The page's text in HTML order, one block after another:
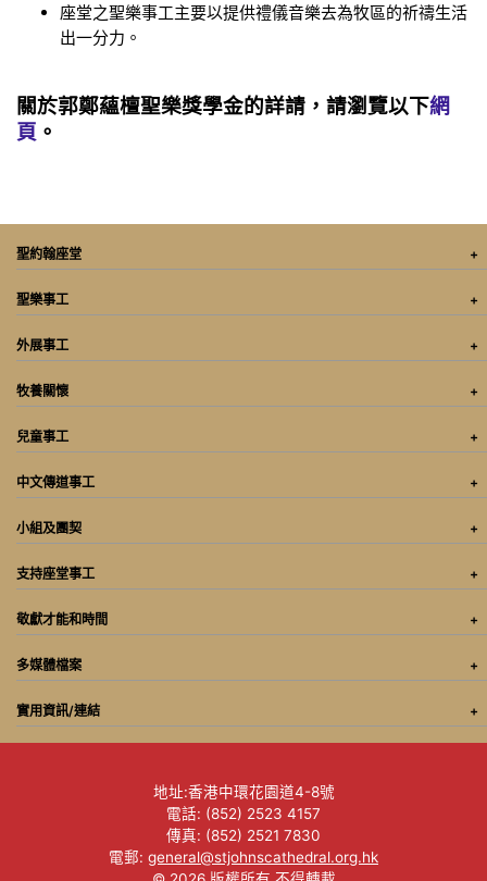
座堂之聖樂事工主要以提供禮儀音樂去為牧區的祈禱生活
出一分力。
關於郭鄭蘊檀聖樂獎學金的詳請，請瀏覽以下網
頁 。
聖約翰座堂
聖樂事工
外展事工
牧養關懷
兒童事工
中文傳道事工
小組及團契
支持座堂事工
敬獻才能和時間
多媒體檔案
實用資訊/連結
地址:香港中環花園道4-8號
電話: (852) 2523 4157
傳真: (852) 2521 7830
電郵: general@stjohnscathedral.org.hk